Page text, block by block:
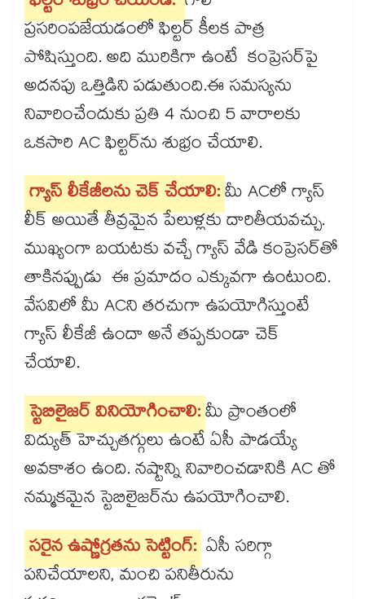
ప్రసరింపజేయడంలో ఫిల్టర్ కీలక పాత్ర
పోషిస్తుంది. అది మురికిగా ఉంటే కంప్రెసర్‌పై
అదనపు ఒత్తిడిని పడుతుంది.ఈ సమస్యను
నివారించేందుకు ప్రతి 4 నుంచి 5 వారాలకు
ఒకసారి AC ఫిల్టర్‌ను శుభ్రం చేయాలి.
గ్యాస్ లీకేజీలను చెక్ చేయాలి:మీ ACలో గ్యాస్
లీక్ అయితే తీవ్రమైన పేలుళ్లకు దారితీయవచ్చు.
ముఖ్యంగా బయటకు వచ్చే గ్యాస్ వేడి కంప్రెసర్‌తో
తాకినప్పుడు ఈ ప్రమాదం ఎక్కువగా ఉంటుంది.
వేసవిలో మీ ACని తరచుగా ఉపయోగిస్తుంటే
గ్యాస్ లీకేజీ ఉందా అనే తప్పకుండా చెక్
చేయాలి.
స్టెబిలైజర్ వినియోగించాలి:మీ ప్రాంతంలో
విద్యుత్ హెచ్చుతగ్గులు ఉంటే ఏసీ పాడయ్యే
అవకాశం ఉంది. నష్టాన్ని నివారించడానికి AC తో
నమ్మకమైన స్టెబిలైజర్‌ను ఉపయోగించాలి.
సరైన ఉష్ణోగ్రతను సెట్టింగ్: ఏసీ సరిగ్గా
పనిచేయాలని, మంచి పనితీరును